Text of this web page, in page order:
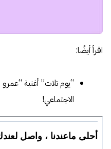
اقرأ أيضًا:
“يوم تلات” أغنية
الاجتماعي!